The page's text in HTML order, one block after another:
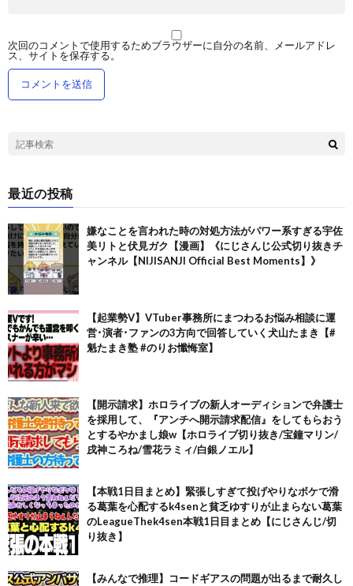
次回のコメントで使用するためブラウザーに自分の名前、メールアドレ
ス、サイトを保存する。
最近の投稿
嫌なことを言われた時の対処方法がパワー系すぎる宇佐
美リトと伏見ガク【漫画】《にじさんじ公式切り抜きチ
ャンネル【NIJISANJI Official Best Moments】》
【起業勢V】VTuber事務所にまつわるお悩み相談に運
営･演者･ファンの3方向で回答していく犬山たまき【#
魁たまき塾 #のりお懺悔室】
【開示請求】ホロライブの新人オーディションで弁護士
を採用して、『アンチへ開示請求配信』をしてもらおう
とするやかまし娘w【ホロライブ切り抜き/宝鐘マリン/
戌神ころね/雪花ラミィ/白銀ノエル】
【本戦1日目まとめ】緊張しすぎて投げやりなボケで滑
る葛葉を心配するk4senと貧乏ゆすりが止まらない葛葉
のLeagueThek4sen本戦1日目まとめ【にじさんじ/切
り抜き】
【みんなで推理】コードギアスの問題が出るまで耐久し